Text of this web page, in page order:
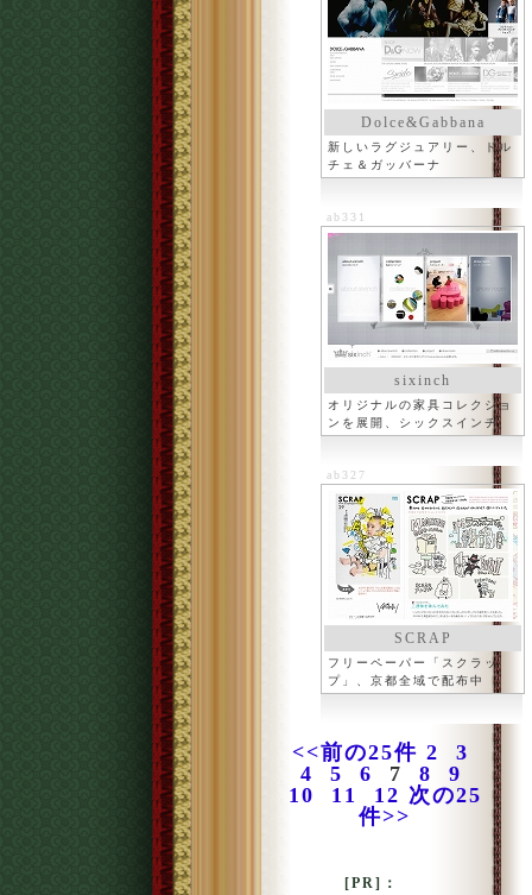
Dolce&Gabbana
新しいラグジュアリー、ドル
チェ＆ガッバーナ
ab331
sixinch
オリジナルの家具コレクショ
ンを展開、シックスインチ
ab327
SCRAP
フリーペーパー「スクラッ
プ」、京都全域で配布中
<<前の25件 2
3
4
5 6 7 8
9
10
11 12 次の25
件>>
[PR]：